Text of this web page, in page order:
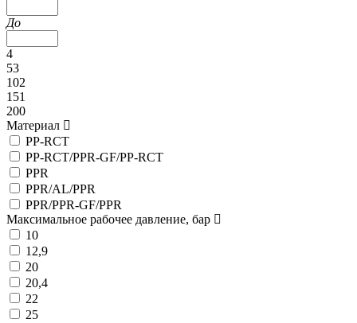
До
4
53
102
151
200
Материал
PP-RCT
PP-RCT/PPR-GF/PP-RCT
PPR
PPR/AL/PPR
PPR/PPR-GF/PPR
Максимальное рабочее давление, бар
10
12,9
20
20,4
22
25